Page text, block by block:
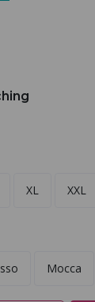
XL XXL
Mocca